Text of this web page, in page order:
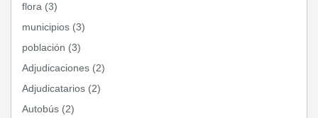
flora (3)
municipios (3)
población (3)
Adjudicaciones (2)
Adjudicatarios (2)
Autobús (2)